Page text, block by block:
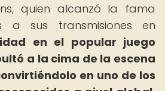
quien alcanzó la fama
a sus transmisiones en
en el popular juego
a la cima de la escena
en uno de los